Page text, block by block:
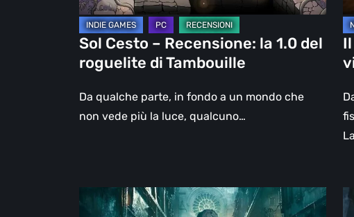
di
Tambouille
Sol Cesto – Recensione: la 1.0 del
roguelite di Tambouille
Da qualche parte, in fondo a un mondo che
non vede più la luce, qualcuno…
Steelrising,